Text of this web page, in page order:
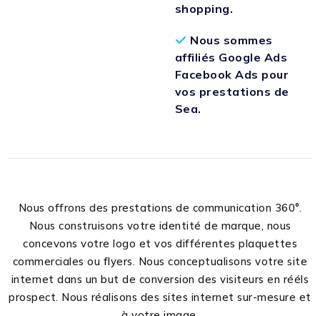
shopping.
Nous sommes
affiliés Google Ads
Facebook Ads pour
vos prestations de
Sea.
Nous offrons des prestations de communication 360°.
Nous construisons votre identité de marque, nous
concevons votre logo et vos différentes plaquettes
commerciales ou flyers. Nous conceptualisons votre site
internet dans un but de conversion des visiteurs en rééls
prospect. Nous réalisons des sites internet sur-mesure et